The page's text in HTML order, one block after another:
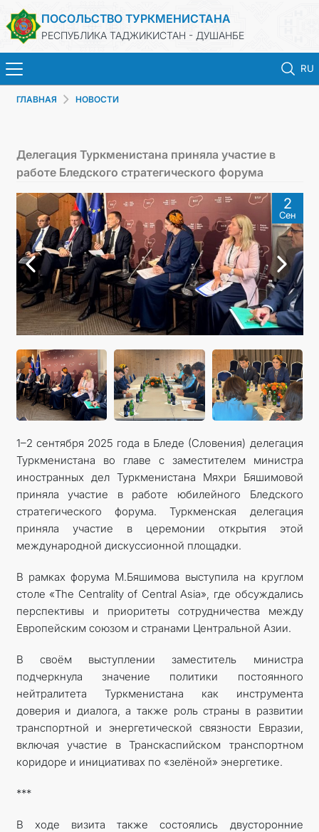
ПОСОЛЬСТВО ТУРКМЕНИСТАНА
РЕСПУБЛИКА ТАДЖИКИСТАН - ДУШАНБЕ
RU
ТУРКМЕНИСТАН
КОНСУЛЬСКИЕ УСЛУГИ
МИД
КОНТАКТНЫЕ ДАННЫЕ
ГЛАВНАЯ НОВОСТИ
Делегация Туркменистана приняла участие в
работе Бледского стратегического форума
2
Сен
1–2 сентября 2025 года в Бледе (Словения) делегация
Туркменистана во главе с заместителем министра
иностранных дел Туркменистана Мяхри Бяшимовой
приняла участие в работе юбилейного Бледского
стратегического форума. Туркменская делегация
приняла участие в церемонии открытия этой
международной дискуссионной площадки.
В рамках форума М.Бяшимова выступила на круглом
столе «The Centrality of Central Asia», где обсуждались
перспективы и приоритеты сотрудничества между
Европейским союзом и странами Центральной Азии.
В своём выступлении заместитель министра
подчеркнула значение политики постоянного
нейтралитета Туркменистана как инструмента
доверия и диалога, а также роль страны в развитии
транспортной и энергетической связности Евразии,
включая участие в Транскаспийском транспортном
коридоре и инициативах по «зелёной» энергетике.
***
В ходе визита также состоялись двусторонние